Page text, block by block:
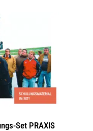
Set PRAXIS